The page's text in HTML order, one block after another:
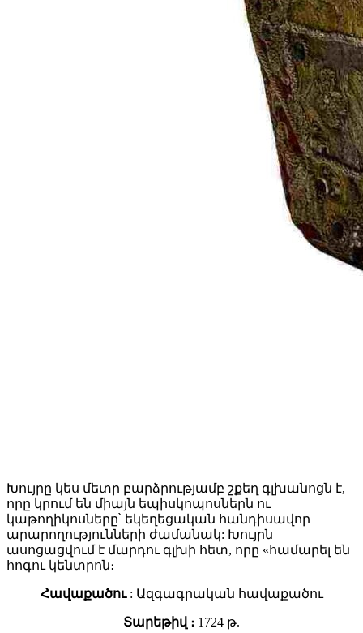
Խույրը կես մետր բարձրությամբ շքեղ գլխանոցն է,
որը կրում են միայն եպիսկոպոսներն ու
կաթողիկոսները՝ եկեղեցական հանդիսավոր
արարողությունների ժամանակ: Խույրն
ասոցացվում է մարդու գլխի հետ, որը «համարել են
հոգու կենտրոն։
Հավաքածու: Ազգագրական հավաքածու
Տարեթիվ ։ 1724 թ.